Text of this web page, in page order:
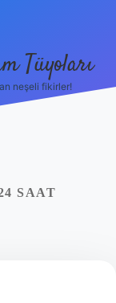
Tüyoları
neşeli fikirler!
SAAT